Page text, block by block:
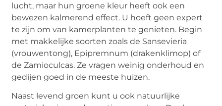
lucht, maar hun groene kleur heeft ook een
bewezen kalmerend effect. U hoeft geen expert
te zijn om van kamerplanten te genieten. Begin
met makkelijke soorten zoals de Sansevieria
(vrouwentong), Epipremnum (drakenklimop) of
de Zamioculcas. Ze vragen weinig onderhoud en
gedijen goed in de meeste huizen.
Naast levend groen kunt u ook natuurlijke